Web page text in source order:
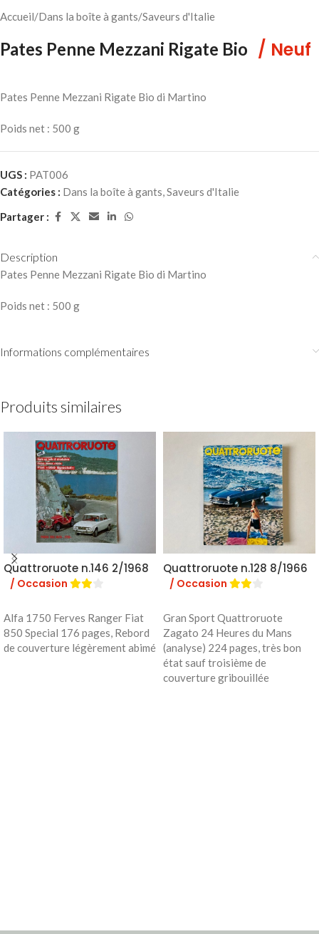
Accueil/Dans la boîte à gants/Saveurs d'Italie
Pates Penne Mezzani Rigate Bio / Neuf
Pates Penne Mezzani Rigate Bio di Martino
Poids net : 500 g
UGS : PAT006
Catégories : Dans la boîte à gants Saveurs d'Italie
Partager :
Description
Pates Penne Mezzani Rigate Bio di Martino
Poids net : 500 g
Informations complémentaires
Produits similaires
Quattroruote n.146 2/1968
/ Occasion
Alfa 1750 Ferves Ranger Fiat
850 Special 176 pages, Rebord
de couverture légèrement abimé
Quattroruote n.128 8/1966
/ Occasion
Gran Sport Quattroruote
Zagato 24 Heures du Mans
(analyse) 224 pages, très bon
état sauf troisième de
couverture gribouillée